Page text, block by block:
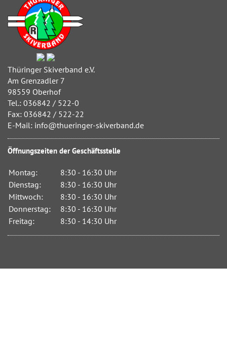
Thüringer Skiverband e.V.
Am Grenzadler 7
98559 Oberhof
Tel.: 036842 / 522-0
Fax: 036842 / 522-22
E-Mail: info@thueringer-skiverband.de
Öffnungszeiten der Geschäftsstelle
Montag:
8:30 - 16:30 Uhr
Dienstag:
8:30 - 16:30 Uhr
Mittwoch:
8:30 - 16:30 Uhr
Donnerstag:
8:30 - 16:30 Uhr
Freitag:
8:30 - 14:30 Uhr